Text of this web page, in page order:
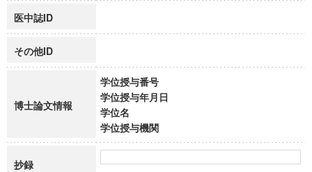
医中誌ID
その他ID
博士論文情報
学位授与番号
学位授与年月日
学位名
学位授与機関
抄録